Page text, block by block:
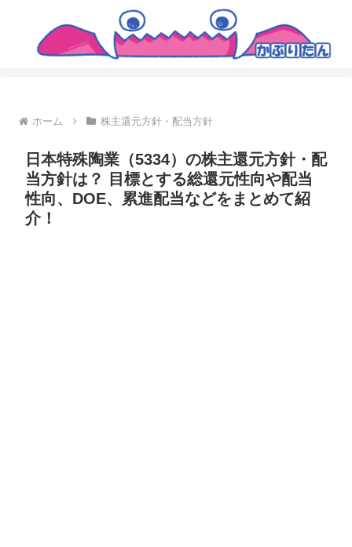
ホーム 株主還元方針・配当方針
日本特殊陶業（5334）の株主還元方針・配
当方針は？ 目標とする総還元性向や配当
性向、DOE、累進配当などをまとめて紹
介！